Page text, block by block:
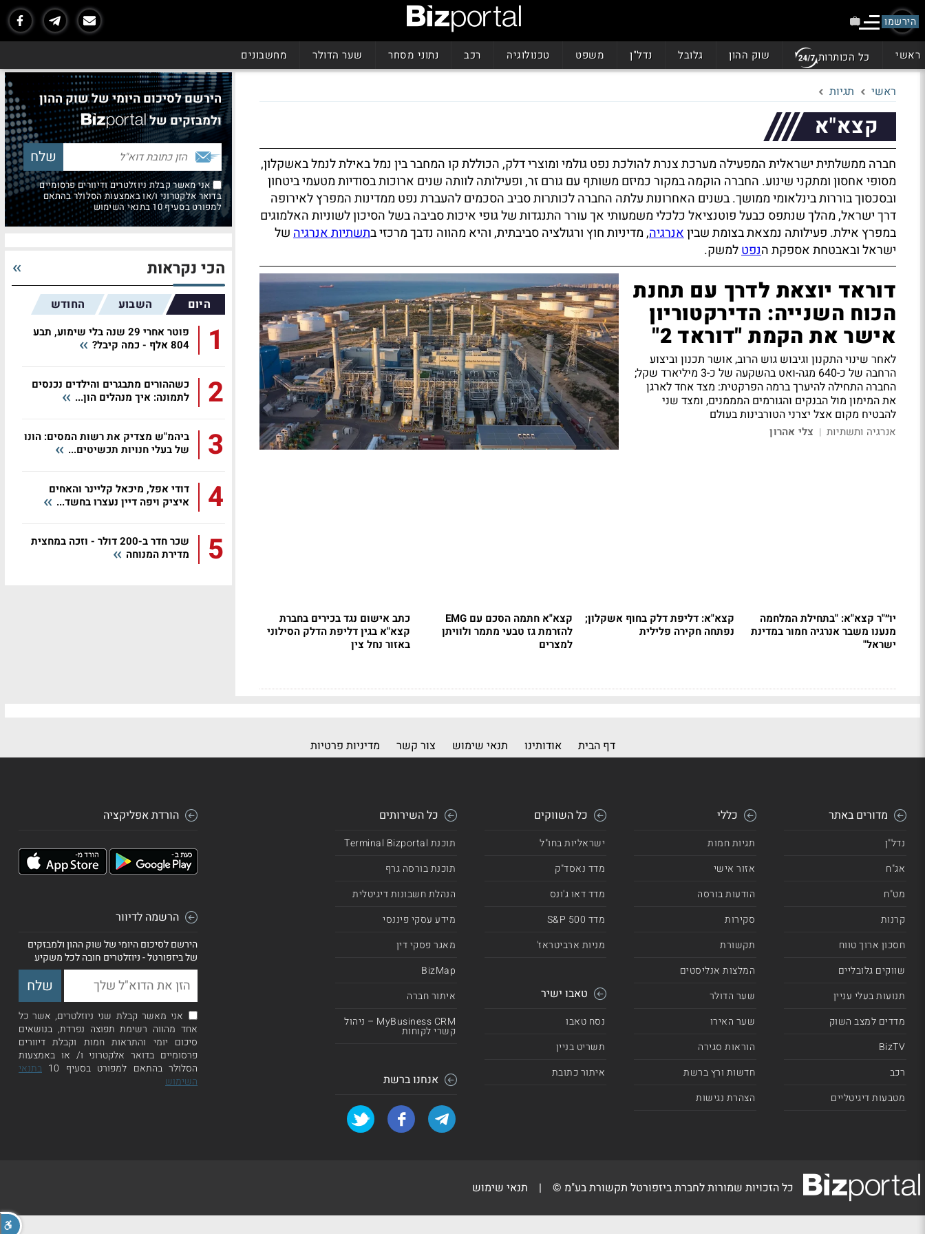
הירשמו
ראשי כל הכותרות שוק ההון גלובל נדל"ן משפט טכנולוגיה רכב נתוני מסחר שער הדולר מחשבונים
ראשי תגיות
קצא"א
חברה ממשלתית ישראלית המפעילה מערכת צנרת להולכת נפט גולמי ומוצרי דלק, הכוללת קו המחבר בין נמל באילת לנמל באשקלון,
מסופי אחסון ומתקני שינוע. החברה הוקמה במקור כמיזם משותף עם גורם זר, ופעילותה לוותה שנים ארוכות בסודיות מטעמי ביטחון
ובסכסוך בוררות בינלאומי ממושך. בשנים האחרונות עלתה החברה לכותרות סביב הסכמים להעברת נפט ממדינות המפרץ לאירופה
דרך ישראל, מהלך שנתפס כבעל פוטנציאל כלכלי משמעותי אך עורר התנגדות של גופי איכות סביבה בשל הסיכון לשוניות האלמוגים
במפרץ אילת. פעילותה נמצאת בצומת שביןאנרגיה, מדיניות חוץ ורגולציה סביבתית, והיא מהווה נדבך מרכזי בתשתיות אנרגיהשל
ישראל ובאבטחת אספקת הנפטלמשק.
דוראד יוצאת לדרך עם תחנת
הכוח השנייה: הדירקטוריון
אישר את הקמת "דוראד 2"
לאחר שינוי התקנון וגיבוש גוש הרוב, אושר תכנון וביצוע
הרחבה של כ-640 מגה-ואט בהשקעה של כ-3 מיליארד שקל;
החברה התחילה להיערך ברמה הפרקטית: מצד אחד לארגן
את המימון מול הבנקים והגורמים המממנים, ומצד שני
להבטיח מקום אצל יצרני הטורבינות בעולם
אנרגיה ותשתיות | צלי אהרון
יו״"ר קצא"א: "בתחילת המלחמה
מנענו משבר אנרגיה חמור במדינת
ישראל"
קצא"א: דליפת דלק בחוף אשקלון;
נפתחה חקירה פלילית
קצא"א חתמה הסכם עם EMG
להזרמת גז טבעי מתמר ולוויתן
למצרים
כתב אישום נגד בכירים בחברת
קצא"א בגין דליפת הדלק הסילוני
באזור נחל צין
הירשם לסיכום היומי של שוק ההון
ולמבזקים של
אני מאשר קבלת ניוזלטרים ודיוורים פרסומיים
בדואר אלקטרוני ו/או באמצעות הסלולר בהתאם
למפורט בסעיף 10 בתנאי השימוש
הכי נקראות
היום השבוע החודש
1
פוטר אחרי 29 שנה בלי שימוע, תבע
804 אלף - כמה קיבל?
2
כשההורים מתבגרים והילדים נכנסים
לתמונה: איך מנהלים הון...
3
ביהמ"ש מצדיק את רשות המסים: הונו
של בעלי חנויות תכשיטים...
4
דודי אפל, מיכאל קליינר והאחים
איציק ויפה דיין נעצרו בחשד...
5
שכר חדר ב-200 דולר - וזכה במחצית
מדירת המנוחה
דף הבית אודותינו תנאי שימוש צור קשר מדיניות פרטיות
מדורים באתר
נדל"ן
אג"ח
מט"ח
קרנות
חסכון ארוך טווח
שווקים גלובליים
תנועות בעלי עניין
מדדים למצב השוק
BizTV
רכב
מטבעות דיגיטליים
כללי
תגיות חמות
אזור אישי
הודעות בורסה
סקירות
תקשורת
המלצות אנליסטים
שער הדולר
שער האירו
הוראות סגירה
חדשות ורץ ברשת
הצהרת נגישות
כל השווקים
ישראליות בחו"ל
מדד נאסד"ק
מדד דאו ג'ונס
מדד 500 S&P
מניות ארביטראז'
טאבו ישיר
נסח טאבו
תשריט בניין
איתור כתובת
כל השירותים
תוכנת Terminal Bizportal
תוכנת בורסה גרף
הנהלת חשבונות דיגיטלית
מידע עסקי פיננסי
מאגר פסקי דין
BizMap
איתור חברה
MyBusiness CRM – ניהול
קשרי לקוחות
אנחנו ברשת
הורדת אפליקציה
הרשמה לדיוור
הירשם לסיכום היומי של שוק ההון ולמבזקים
של ביזפורטל - ניוזלטרים חובה לכל משקיע
אני מאשר קבלת שני ניוזלטרים, אשר כל
אחד מהווה רשימת תפוצה נפרדת, בנושאים
סיכום יומי והתראות חמות וקבלת דיוורים
פרסומיים בדואר אלקטרוני ו/ או באמצעות
הסלולר בהתאם למפורט בסעיף 10
בתנאי
השימוש
כל הזכויות שמורות לחברת ביזפורטל תקשורת בע"מ © | תנאי שימוש